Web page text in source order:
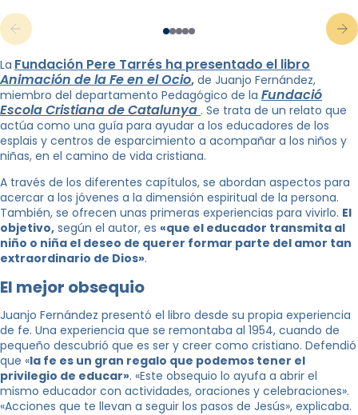
La Fundación Pere Tarrés ha presentado el libro
Animación de la Fe en el Ocio, de Juanjo Fernández,
miembro del departamento Pedagógico de la Fundació
Escola Cristiana de Catalunya . Se trata de un relato que
actúa como una guía para ayudar a los educadores de los
esplais y centros de esparcimiento a acompañar a los niños y
niñas, en el camino de vida cristiana.
A través de los diferentes capítulos, se abordan aspectos para
acercar a los jóvenes a la dimensión espiritual de la persona.
También, se ofrecen unas primeras experiencias para vivirlo. El
objetivo, según el autor, es «que el educador transmita al
niño o niña el deseo de querer formar parte del amor tan
extraordinario de Dios».
El mejor obsequio
Juanjo Fernández presentó el libro desde su propia experiencia
de fe. Una experiencia que se remontaba al 1954, cuando de
pequeño descubrió que es ser y creer como cristiano. Defendió
que «la fe es un gran regalo que podemos tener el
privilegio de educar». «Este obsequio lo ayufa a abrir el
mismo educador con actividades, oraciones y celebraciones».
«Acciones que te llevan a seguir los pasos de Jesús», explicaba.